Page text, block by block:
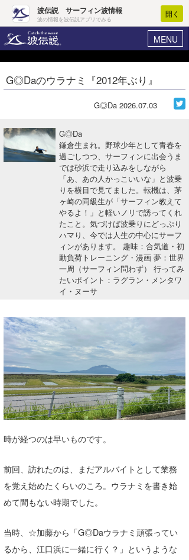
波伝説 サーフィン波情報
波の情報を波伝説アプリでみる
開く
MENU
ヘルプ マイホーム
ログイン
波情報･概況
WAVE HUNTER波予想ツール
サーフィンエリアガイド
会員メニュー
今月のプレゼント
G◎Daのウラナミ『2012年ぶり』
G◎Da 2026.07.03
G◎Da
鎌倉生まれ。野球少年として青春を
過ごしつつ、サーフィンに出会うま
では砂浜で走り込みをしながら
「あ、あの人かっこいいな」と波乗
りを横目で見てました。転機は、茅
ヶ崎の同級生が「サーフィン教えて
やるよ！」と軽いノリで誘ってくれ
たこと。気づけば波乗りにどっぷり
ハマり、今では人生の中心にサーフ
ィンがあります。 趣味：合気道・初
動負荷トレーニング・漫画 夢：世界
一周（サーフィン問わず） 行ってみ
たいポイント：ラグラン・メンタワ
イ・ヌーサ
時が経つのは早いものです。
前回、訪れたのは、まだアルバイトとして業務
を覚え始めたくらいのころ。ウラナミを書き始
めて間もない時期でした。
当時、☆加藤から「G◎Daウラナミ頑張ってい
るから、江口浜に一緒に行く？」というような
Core Surf Japan
ファッション/グッズ
アート＆エンタメ
ショップ情報
ショップ情報
伊豆
千葉南
大阪
四国
沖縄
ルール＆How to
VOTE!
サーファーズ
Core Surf Japan